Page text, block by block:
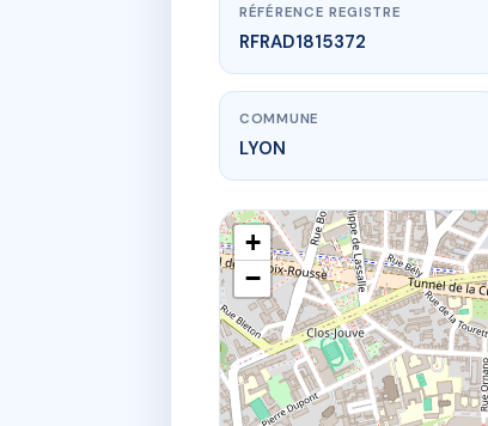
RÉFÉRENCE REGISTRE
RFRAD1815372
COMMUNE
LYON
+
−